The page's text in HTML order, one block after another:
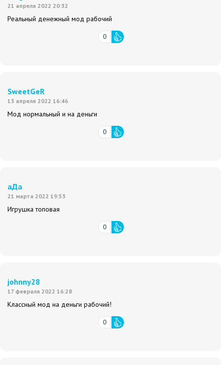
21 апреля 2022 20:32
Реальный денежный мод рабочий
0
SweetGeR
13 апреля 2022 16:46
Мод нормальный и на деньги
0
аДа
21 марта 2022 19:53
Игрушка топовая
0
johnny28
17 февраля 2022 16:28
Классный мод на деньги рабочий!
0